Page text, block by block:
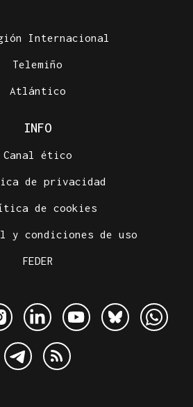
Internacional
Telemiño
Atlántico
INFO
Canal ético
de privacidad
de cookies
y condiciones de uso
FEDER